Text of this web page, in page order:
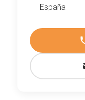
España